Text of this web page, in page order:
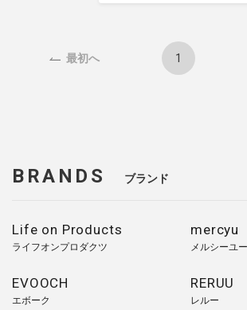
最初へ 1
BRANDS ブランド
Life on Products
ライフオンプロダクツ
mercyu
メルシーユー
EVOOCH
エボーク
RERUU
レルー